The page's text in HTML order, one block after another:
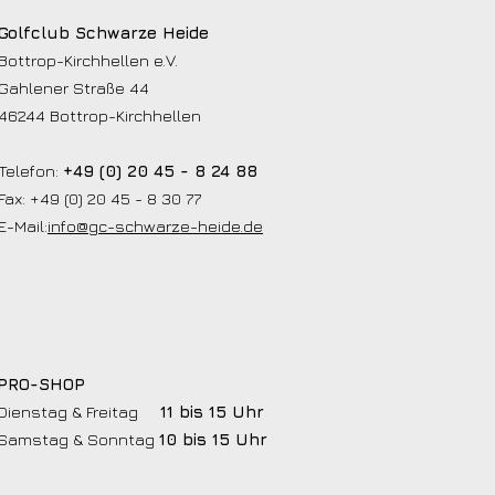
Schwarze Heide
Bottrop-Kirchhellen e.V.
Gahlener Straße 44
46244 Bottrop-Kirchhellen
+49 (0) 20 45 - 8 24 88
Fax: +49 (0) 20 45 - 8 30 77
E-Mail:info@gc-schwarze-heide.de
SHOP
& Freitag 11 bis 15 Uhr
& Sonntag 10 bis 15 Uhr